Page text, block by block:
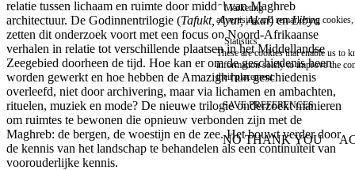
relatie tussen lichaam en ruimte door middel van Maghreb
architectuur. De Godinnentrilogie (Tafukt, Ayur, Akal) enLibya
zetten dit onderzoek voort met een focus op Noord-Afrikaanse
verhalen in relatie tot verschillende plaatsen in het Middellandse
Zeegebied doorheen de tijd. Hoe kan er om de geschiedenis heen
worden gewerkt en hoe hebben de Amazigh hun geschiedenis
overleefd, niet door archivering, maar via lichamen en ambachten,
rituelen, muziek en mode? De nieuwe trilogie onderzoekt manieren
om ruimtes te bewonen die opnieuw verbonden zijn met de
Maghreb: de bergen, de woestijn en de zee. Het bouwt verder door
de kennis van het landschap te behandelen als een continuïteit van
voorouderlijke kennis.
Marketing
advertising and remarketing cookies,
Statistics
These are cookies that enable us to
information solely to improve the
their placement.
SAVE PREFERENCES
NO THANK YOU
WITHDRAW